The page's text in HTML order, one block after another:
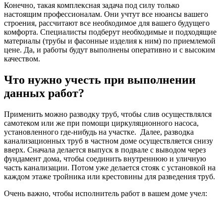
Конечно, такая комплексная задача под силу только
настоящим профессионалам. Они учтут все нюансы вашего
строения, рассчитают все необходимое для вашего будущего
комфорта. Специалисты подберут необходимые и подходящие
материалы (трубы и фасонные изделия к ним) по приемлемой
цене. Да, и работы будут выполнены оперативно и с высоким
качеством.
Что нужно учесть при выполнении
данных работ?
Применить можно разводку труб, чтобы слив осуществлялся
самотеком или же при помощи циркуляционного насоса,
установленного где-нибудь на участке. Далее, разводка
канализационных труб в частном доме осуществляется снизу
вверх. Сначала делается выпуск в подвале с выводом через
фундамент дома, чтобы соединить внутреннюю и уличную
часть канализации. Потом уже делается стояк с установкой на
каждом этаже тройника или крестовины для разведения труб.
Очень важно, чтобы исполнитель работ в вашем доме учел: